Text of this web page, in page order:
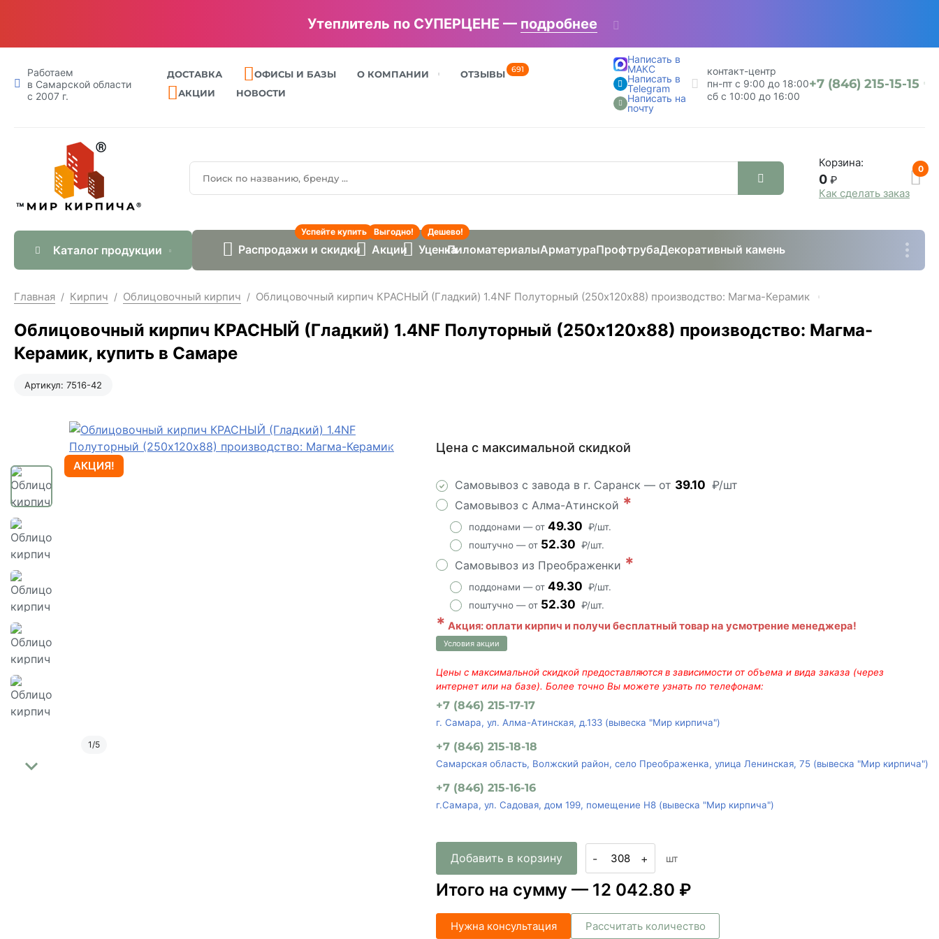
Утеплитель по СУПЕРЦЕНЕ — подробнее
Работаем
в Самарской области
с 2007 г.
ДОСТАВКА ОФИСЫ И БАЗЫ О КОМПАНИИ ОТЗЫВЫ 691
АКЦИИ НОВОСТИ
Написать в
МАКС
Написать в
Telegram
Написать на
почту
контакт-центр
пн-пт с 9:00 до 18:00
сб с 10:00 до 16:00
+7 (846) 215-15-15
Корзина:
0 ₽
Как сделать заказ
0
Каталог продукции Распродажи и скидки
Успейте купить
Акции
Выгодно!
Уценка
Дешево!
ПиломатериалыАрматураПрофтрубаДекоративный камень
Главная / Кирпич / Облицовочный кирпич / Облицовочный кирпич КРАСНЫЙ (Гладкий) 1.4NF Полуторный (250х120х88) производство: Магма-Керамик
Облицовочный кирпич КРАСНЫЙ (Гладкий) 1.4NF Полуторный (250х120х88) производство: Магма-
Керамик, купить в Самаре
Артикул: 7516-42
АКЦИЯ!
1/5
Цена с максимальной скидкой
Самовывоз с завода в г. Саранск — от 39.10 ₽/шт
Самовывоз с Алма-Атинской *
поддонами — от 49.30 ₽/шт.
поштучно — от 52.30 ₽/шт.
Самовывоз из Преображенки *
поддонами — от 49.30 ₽/шт.
поштучно — от 52.30 ₽/шт.
* Акция: оплати кирпич и получи бесплатный товар на усмотрение менеджера!
Условия акции
Цены с максимальной скидкой предоставляются в зависимости от объема и вида заказа (через
интернет или на базе). Более точно Вы можете узнать по телефонам:
+7 (846) 215-17-17
г. Самара, ул. Алма-Атинская, д.133 (вывеска "Мир кирпича")
+7 (846) 215-18-18
Самарская область, Волжский район, село Преображенка, улица Ленинская, 75 (вывеска "Мир кирпича")
+7 (846) 215-16-16
г.Самара, ул. Садовая, дом 199, помещение Н8 (вывеска "Мир кирпича")
Добавить в корзину - + шт
Итого на сумму — 12 042.80 ₽
Нужна консультация Рассчитать количество